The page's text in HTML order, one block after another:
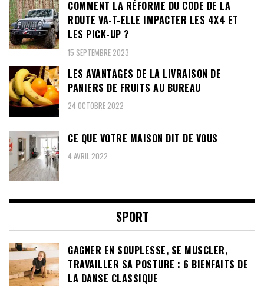
COMMENT LA RÉFORME DU CODE DE LA
ROUTE VA-T-ELLE IMPACTER LES 4X4 ET
LES PICK-UP ?
15 SEPTEMBRE 2023
LES AVANTAGES DE LA LIVRAISON DE
PANIERS DE FRUITS AU BUREAU
24 OCTOBRE 2022
CE QUE VOTRE MAISON DIT DE VOUS
4 AVRIL 2022
SPORT
GAGNER EN SOUPLESSE, SE MUSCLER,
TRAVAILLER SA POSTURE : 6 BIENFAITS DE
LA DANSE CLASSIQUE